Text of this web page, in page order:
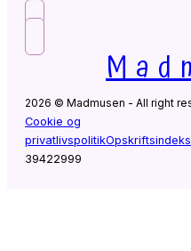
2026 © Madmusen - All right
Cookie og
privatlivspolitikOpskriftsindeks
39422999